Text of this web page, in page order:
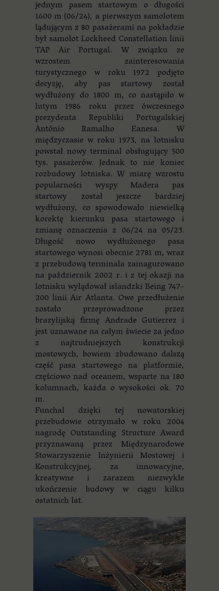
jednym pasem startowym o długości
1600 m (06/24), a pierwszym samolotem
lądującym z 80 pasażerami na pokładzie
był samolot Lockheed Constellation linii
TAP Air Portugal. W związku ze
wzrostem zainteresowania
turystycznego w roku 1972 podjęto
decyzję, aby pas startowy został
wydłużony do 1800 m, co nastąpiło w
lutym 1986 roku przez ówczesnego
prezydenta Republiki Portugalskiej
António Ramalho Eanesa. W
międzyczasie w roku 1973, na lotnisku
powstał nowy terminal obsługujący 500
tys. pasażerów. Jednak to nie koniec
rozbudowy lotniska. W miarę wzrostu
popularności wyspy Madera pas
startowy został jeszcze bardziej
wydłużony, co spowodowało niewielką
korektę kierunku pasa startowego i
zmianę oznaczenia z 06/24 na 05/23.
Długość nowo wydłużonego pasa
startowego wynosi obecnie 2781 m, wraz
z przebudową terminala zainagurowano
na październik 2002 r. i z tej okazji na
lotnisku wylądował islandzki Being 747-
200 linii Air Atlanta. Owe przedłużenie
zostało przeprowadzone przez
brazylijską firmę Andrade Gutierrez i
jest uznawane na całym świecie za jedno
z najtrudniejszych konstrukcji
mostowych, bowiem zbudowano dalszą
część pasa startowego na platformie,
częściowo nad oceanem, wsparte na 180
kolumnach, każda o wysokości ok. 70
m.
Funchal dzięki tej nowatorskiej
przebudowie otrzymało w roku 2004
nagrodę Outstanding Structure Award
przyznawaną przez Międzynarodowe
Stowarzyszenie Inżynierii Mostowej i
Konstrukcyjnej, za innowacyjne,
kreatywne i zarazem niezwykłe
ukończenie budowy w ciągu kilku
ostatnich lat.